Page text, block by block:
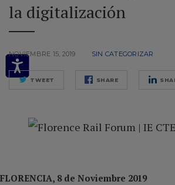
la digitalización
NOVIEMBRE 15, 2019 SIN CATEGORIZAR
TWEET SHARE
FLORENCIA, 8 de Noviembre 2019